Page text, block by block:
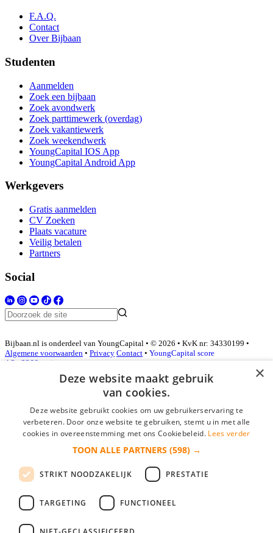
F.A.Q.
Contact
Over Bijbaan
Studenten
Aanmelden
Zoek een bijbaan
Zoek avondwerk
Zoek parttimewerk (overdag)
Zoek vakantiewerk
Zoek weekendwerk
YoungCapital IOS App
YoungCapital Android App
Werkgevers
Gratis aanmelden
CV Zoeken
Plaats vacature
Veilig betalen
Partners
Social
Bijbaan.nl is onderdeel van YoungCapital • © 2026 • KvK nr: 34330199 •
Algemene voorwaarden • Privacy Contact • YoungCapital score
4.3 - 3366 reviews
Inloggen als bedrijf
*
login gegevens onthouden
login
Bedrijf aanmelden
×
Deze website maakt gebruik
van cookies.
Deze website gebruikt cookies om uw gebruikerservaring te
verbeteren. Door onze website te gebruiken, stemt u in met alle
cookies in overeenstemming met ons Cookiebeleid. Lees verder
TOON ALLE PARTNERS (598) →
STRIKT NOODZAKELIJK PRESTATIE
TARGETING FUNCTIONEEL